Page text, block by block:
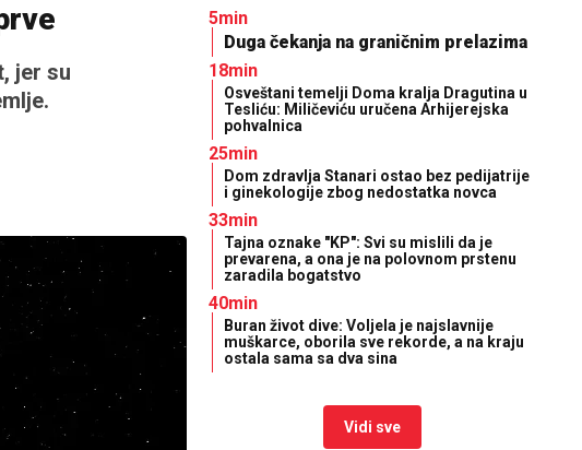
jer su
5min
Duga čekanja na graničnim prelazima
18min
Osveštani temelji Doma kralja Dragutina u
Tesliću: Miličeviću uručena Arhijerejska
pohvalnica
25min
Dom zdravlja Stanari ostao bez pedijatrije
i ginekologije zbog nedostatka novca
33min
Tajna oznake "KP": Svi su mislili da je
prevarena, a ona je na polovnom prstenu
zaradila bogatstvo
40min
Buran život dive: Voljela je najslavnije
muškarce, oborila sve rekorde, a na kraju
ostala sama sa dva sina
Vidi sve